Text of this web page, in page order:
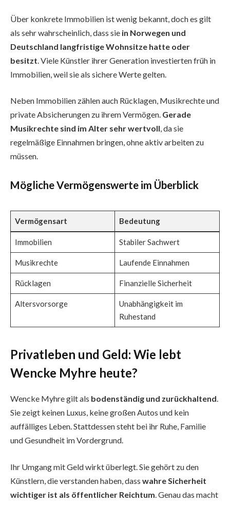
Über konkrete Immobilien ist wenig bekannt, doch es gilt
als sehr wahrscheinlich, dass sie in Norwegen und
Deutschland langfristige Wohnsitze hatte oder
besitzt . Viele Künstler ihrer Generation investierten früh in
Immobilien, weil sie als sichere Werte gelten.
Neben Immobilien zählen auch Rücklagen, Musikrechte und
private Absicherungen zu ihrem Vermögen. Gerade
Musikrechte sind im Alter sehr wertvoll, da sie
regelmäßige Einnahmen bringen, ohne aktiv arbeiten zu
müssen.
Mögliche Vermögenswerte im Überblick
Vermögensart Bedeutung
Immobilien Stabiler Sachwert
Musikrechte Laufende Einnahmen
Rücklagen Finanzielle Sicherheit
Altersvorsorge
Unabhängigkeit im
Ruhestand
Privatleben und Geld: Wie lebt
Wencke Myhre heute?
Wencke Myhre gilt als bodenständig und zurückhaltend.
Sie zeigt keinen Luxus, keine großen Autos und kein
auffälliges Leben. Stattdessen steht bei ihr Ruhe, Familie
und Gesundheit im Vordergrund.
Ihr Umgang mit Geld wirkt überlegt. Sie gehört zu den
Künstlern, die verstanden haben, dass wahre Sicherheit
wichtiger ist als öffentlicher Reichtum. Genau das macht